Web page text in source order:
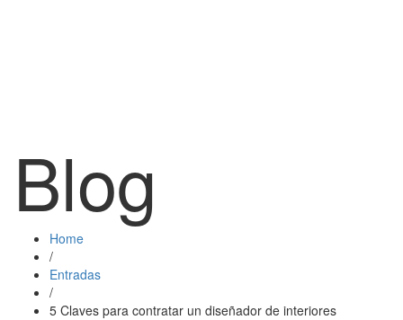
Blog
Home
/
Entradas
/
5 Claves para contratar un diseñador de interiores